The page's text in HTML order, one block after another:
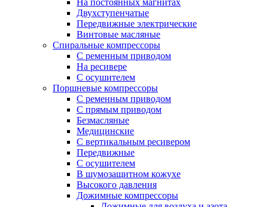
На постоянных магнитах
Двухступенчатые
Передвижные электрические
Винтовые масляные
Спиральные компрессоры
С ременным приводом
На ресивере
С осушителем
Поршневые компрессоры
С ременным приводом
С прямым приводом
Безмасляные
Медицинские
С вертикальным ресивером
Передвижные
С осушителем
В шумозащитном кожухе
Высокого давления
Дожимные компрессоры